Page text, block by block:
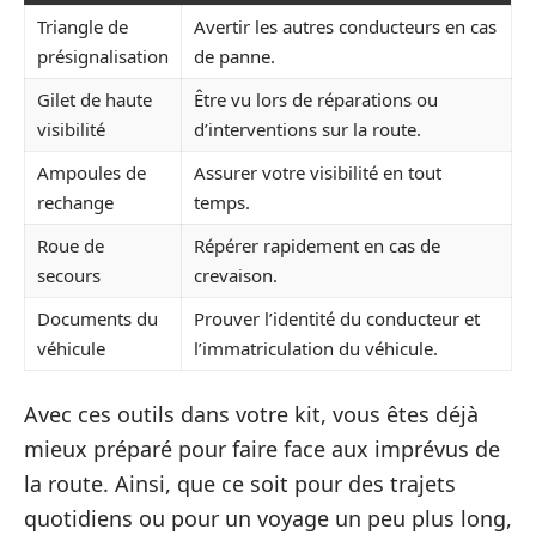
Triangle de
présignalisation
Avertir les autres conducteurs en cas
de panne.
Gilet de haute
visibilité
Être vu lors de réparations ou
d’interventions sur la route.
Ampoules de
rechange
Assurer votre visibilité en tout
temps.
Roue de
secours
Répérer rapidement en cas de
crevaison.
Documents du
véhicule
Prouver l’identité du conducteur et
l’immatriculation du véhicule.
Avec ces outils dans votre kit, vous êtes déjà
mieux préparé pour faire face aux imprévus de
la route. Ainsi, que ce soit pour des trajets
quotidiens ou pour un voyage un peu plus long,